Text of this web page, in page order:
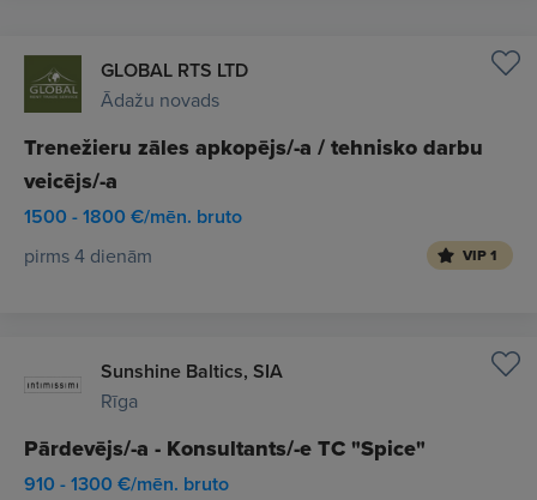
GLOBAL RTS LTD
Ādažu novads
Trenežieru zāles apkopējs/-a / tehnisko darbu
veicējs/-a
1500 - 1800 €/mēn. bruto
pirms 4 dienām VIP 1
Sunshine Baltics, SIA
Rīga
Pārdevējs/-a - Konsultants/-e TC "Spice"
910 - 1300 €/mēn. bruto